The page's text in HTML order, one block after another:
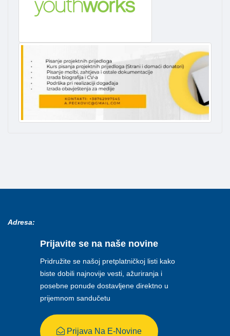
Adresa:
Prijavite se na naše novine
Pridružite se našoj pretplatničkoj listi kako
biste dobili najnovije vesti, ažuriranja i
posebne ponude dostavljene direktno u
prijemnom sandučetu
Prijava Na E-Novine